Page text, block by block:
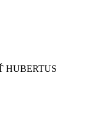
HUBERTUS